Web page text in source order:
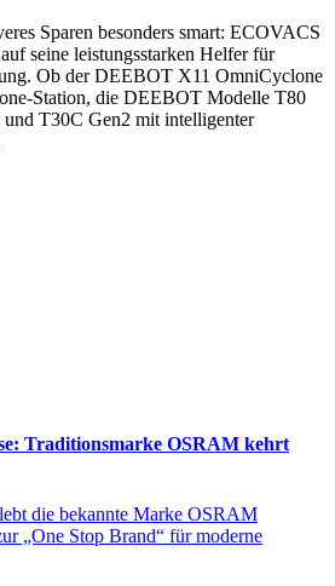
Sparen besonders smart: ECOVACS
seine leistungsstarken Helfer für
Ob der DEEBOT X11 OmniCyclone
Station, die DEEBOT Modelle T80
T30C Gen2 mit intelligenter
Traditionsmarke OSRAM kehrt